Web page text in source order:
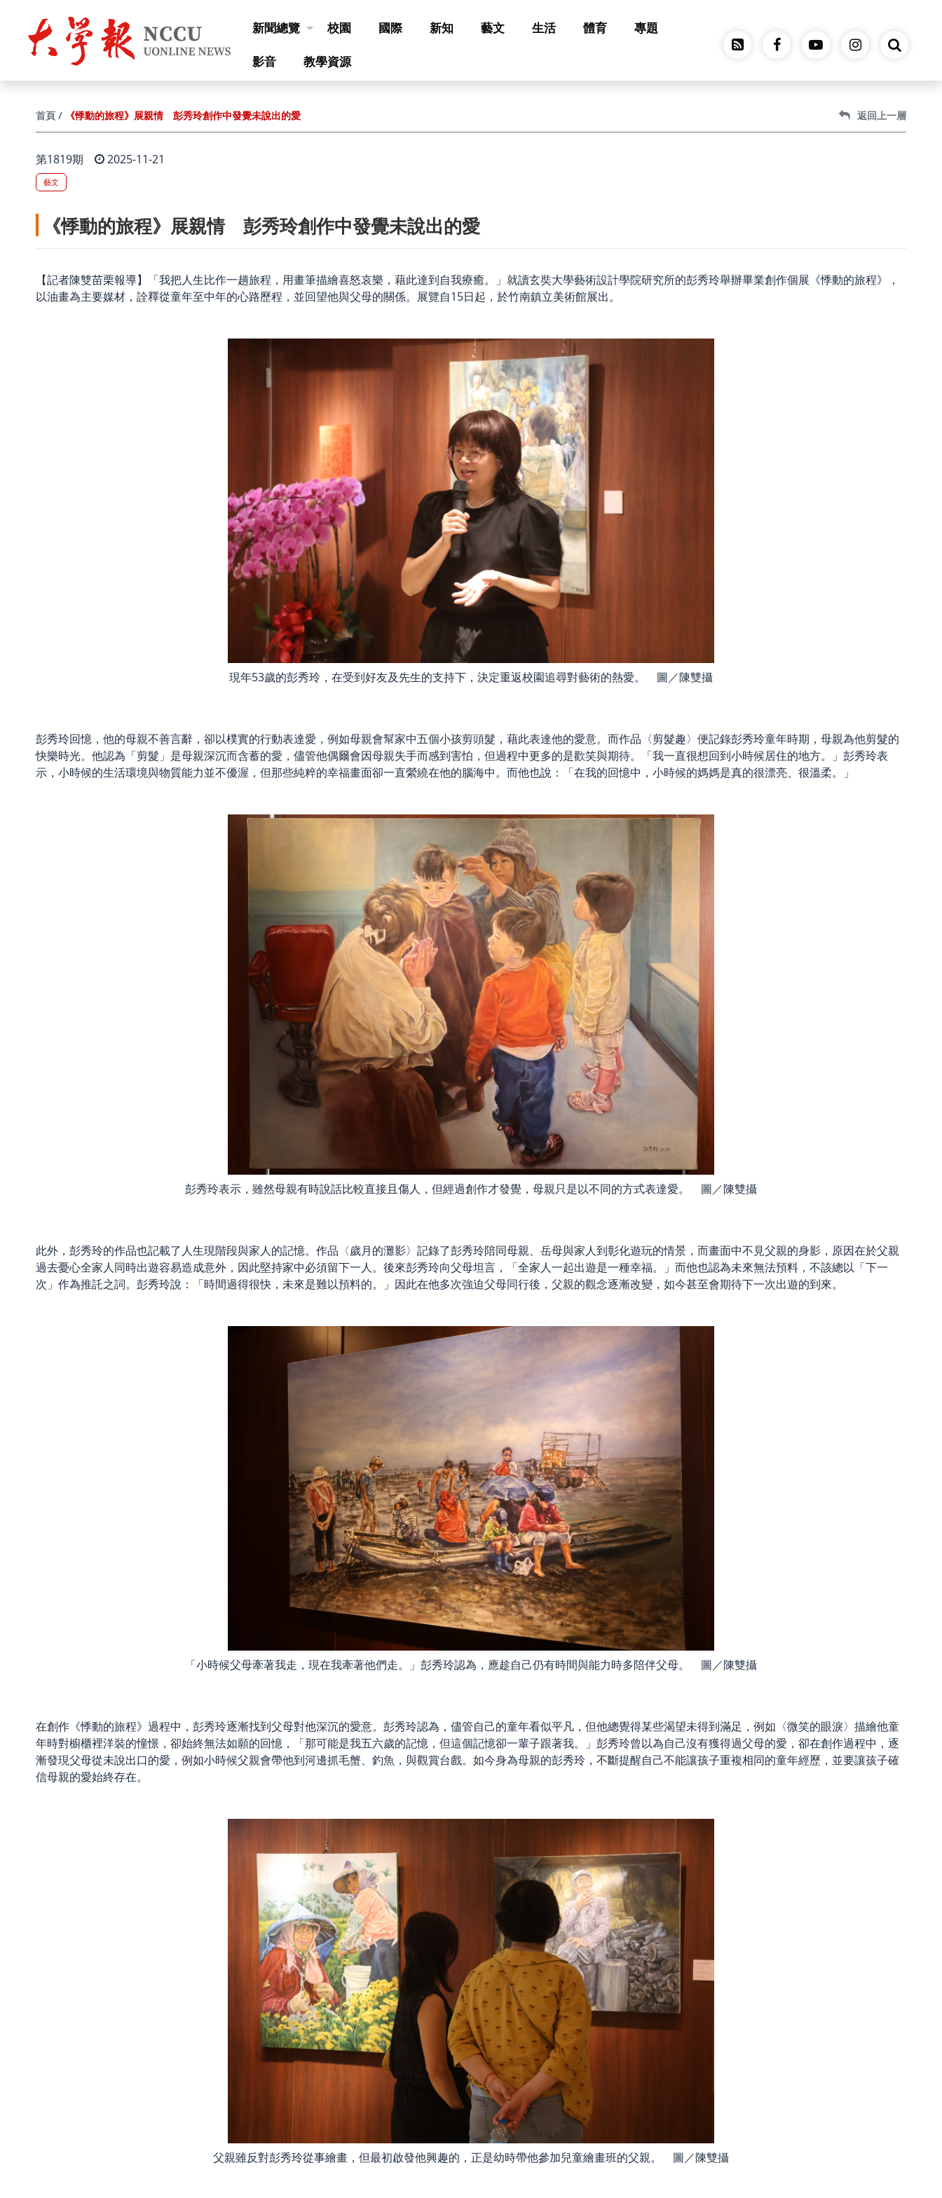
新聞總覽 校園 國際 新知 藝文 生活 體育 專題
影音 教學資源
首頁 《悸動的旅程》展親情 彭秀玲創作中發覺未說出的愛 返回上一層
第1819期 2025-11-21
藝文
《悸動的旅程》展親情 彭秀玲創作中發覺未說出的愛
【記者陳雙苗栗報導】「我把人生比作一趟旅程，用畫筆描繪喜怒哀樂，藉此達到自我療癒。」就讀玄奘大學藝術設計學院研究所的彭秀玲舉辦畢業創作個展《悸動的旅程》，
以油畫為主要媒材，詮釋從童年至中年的心路歷程，並回望他與父母的關係。展覽自15日起，於竹南鎮立美術館展出。
現年53歲的彭秀玲，在受到好友及先生的支持下，決定重返校園追尋對藝術的熱愛。 圖／陳雙攝
彭秀玲回憶，他的母親不善言辭，卻以樸實的行動表達愛，例如母親會幫家中五個小孩剪頭髮，藉此表達他的愛意。而作品〈剪髮趣〉便記錄彭秀玲童年時期，母親為他剪髮的
快樂時光。他認為「剪髮」是母親深沉而含蓄的愛，儘管他偶爾會因母親失手而感到害怕，但過程中更多的是歡笑與期待。「我一直很想回到小時候居住的地方。」彭秀玲表
示，小時候的生活環境與物質能力並不優渥，但那些純粹的幸福畫面卻一直縈繞在他的腦海中。而他也說：「在我的回憶中，小時候的媽媽是真的很漂亮、很溫柔。」
彭秀玲表示，雖然母親有時說話比較直接且傷人，但經過創作才發覺，母親只是以不同的方式表達愛。 圖／陳雙攝
此外，彭秀玲的作品也記載了人生現階段與家人的記憶。作品〈歲月的灘影〉記錄了彭秀玲陪同母親、岳母與家人到彰化遊玩的情景，而畫面中不見父親的身影，原因在於父親
過去憂心全家人同時出遊容易造成意外，因此堅持家中必須留下一人。後來彭秀玲向父母坦言，「全家人一起出遊是一種幸福。」而他也認為未來無法預料，不該總以「下一
次」作為推託之詞。彭秀玲說：「時間過得很快，未來是難以預料的。」因此在他多次強迫父母同行後，父親的觀念逐漸改變，如今甚至會期待下一次出遊的到來。
「小時候父母牽著我走，現在我牽著他們走。」彭秀玲認為，應趁自己仍有時間與能力時多陪伴父母。 圖／陳雙攝
在創作《悸動的旅程》過程中，彭秀玲逐漸找到父母對他深沉的愛意。彭秀玲認為，儘管自己的童年看似平凡，但他總覺得某些渴望未得到滿足，例如〈微笑的眼淚〉描繪他童
年時對櫥櫃裡洋裝的憧憬，卻始終無法如願的回憶，「那可能是我五六歲的記憶，但這個記憶卻一輩子跟著我。」彭秀玲曾以為自己沒有獲得過父母的愛，卻在創作過程中，逐
漸發現父母從未說出口的愛，例如小時候父親會帶他到河邊抓毛蟹、釣魚，與觀賞台戲。如今身為母親的彭秀玲，不斷提醒自己不能讓孩子重複相同的童年經歷，並要讓孩子確
信母親的愛始終存在。
父親雖反對彭秀玲從事繪畫，但最初啟發他興趣的，正是幼時帶他參加兒童繪畫班的父親。 圖／陳雙攝